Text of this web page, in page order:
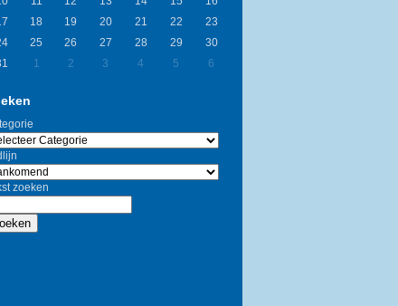
18 19 20 21 22
23
25 26 27 28 29
30
1 2 3 4 5 6
zoeken